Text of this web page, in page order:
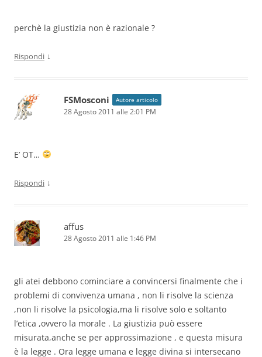
perchè la giustizia non è razionale ?
Rispondi ↓
FSMosconi Autore articolo
28 Agosto 2011 alle 2:01 PM
E’ OT…
Rispondi ↓
affus
28 Agosto 2011 alle 1:46 PM
gli atei debbono cominciare a convincersi finalmente che i
problemi di convivenza umana , non li risolve la scienza
,non li risolve la psicologia,ma li risolve solo e soltanto
l’etica ,ovvero la morale . La giustizia può essere
misurata,anche se per approssimazione , e questa misura
è la legge . Ora legge umana e legge divina si intersecano